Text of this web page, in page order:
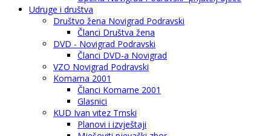
Udruge i društva
Društvo žena Novigrad Podravski
Članci Društva žena
DVD - Novigrad Podravski
Članci DVD-a Novigrad
VZO Novigrad Podravski
Komarna 2001
Članci Komarne 2001
Glasnici
KUD Ivan vitez Trnski
Planovi i izvještaji